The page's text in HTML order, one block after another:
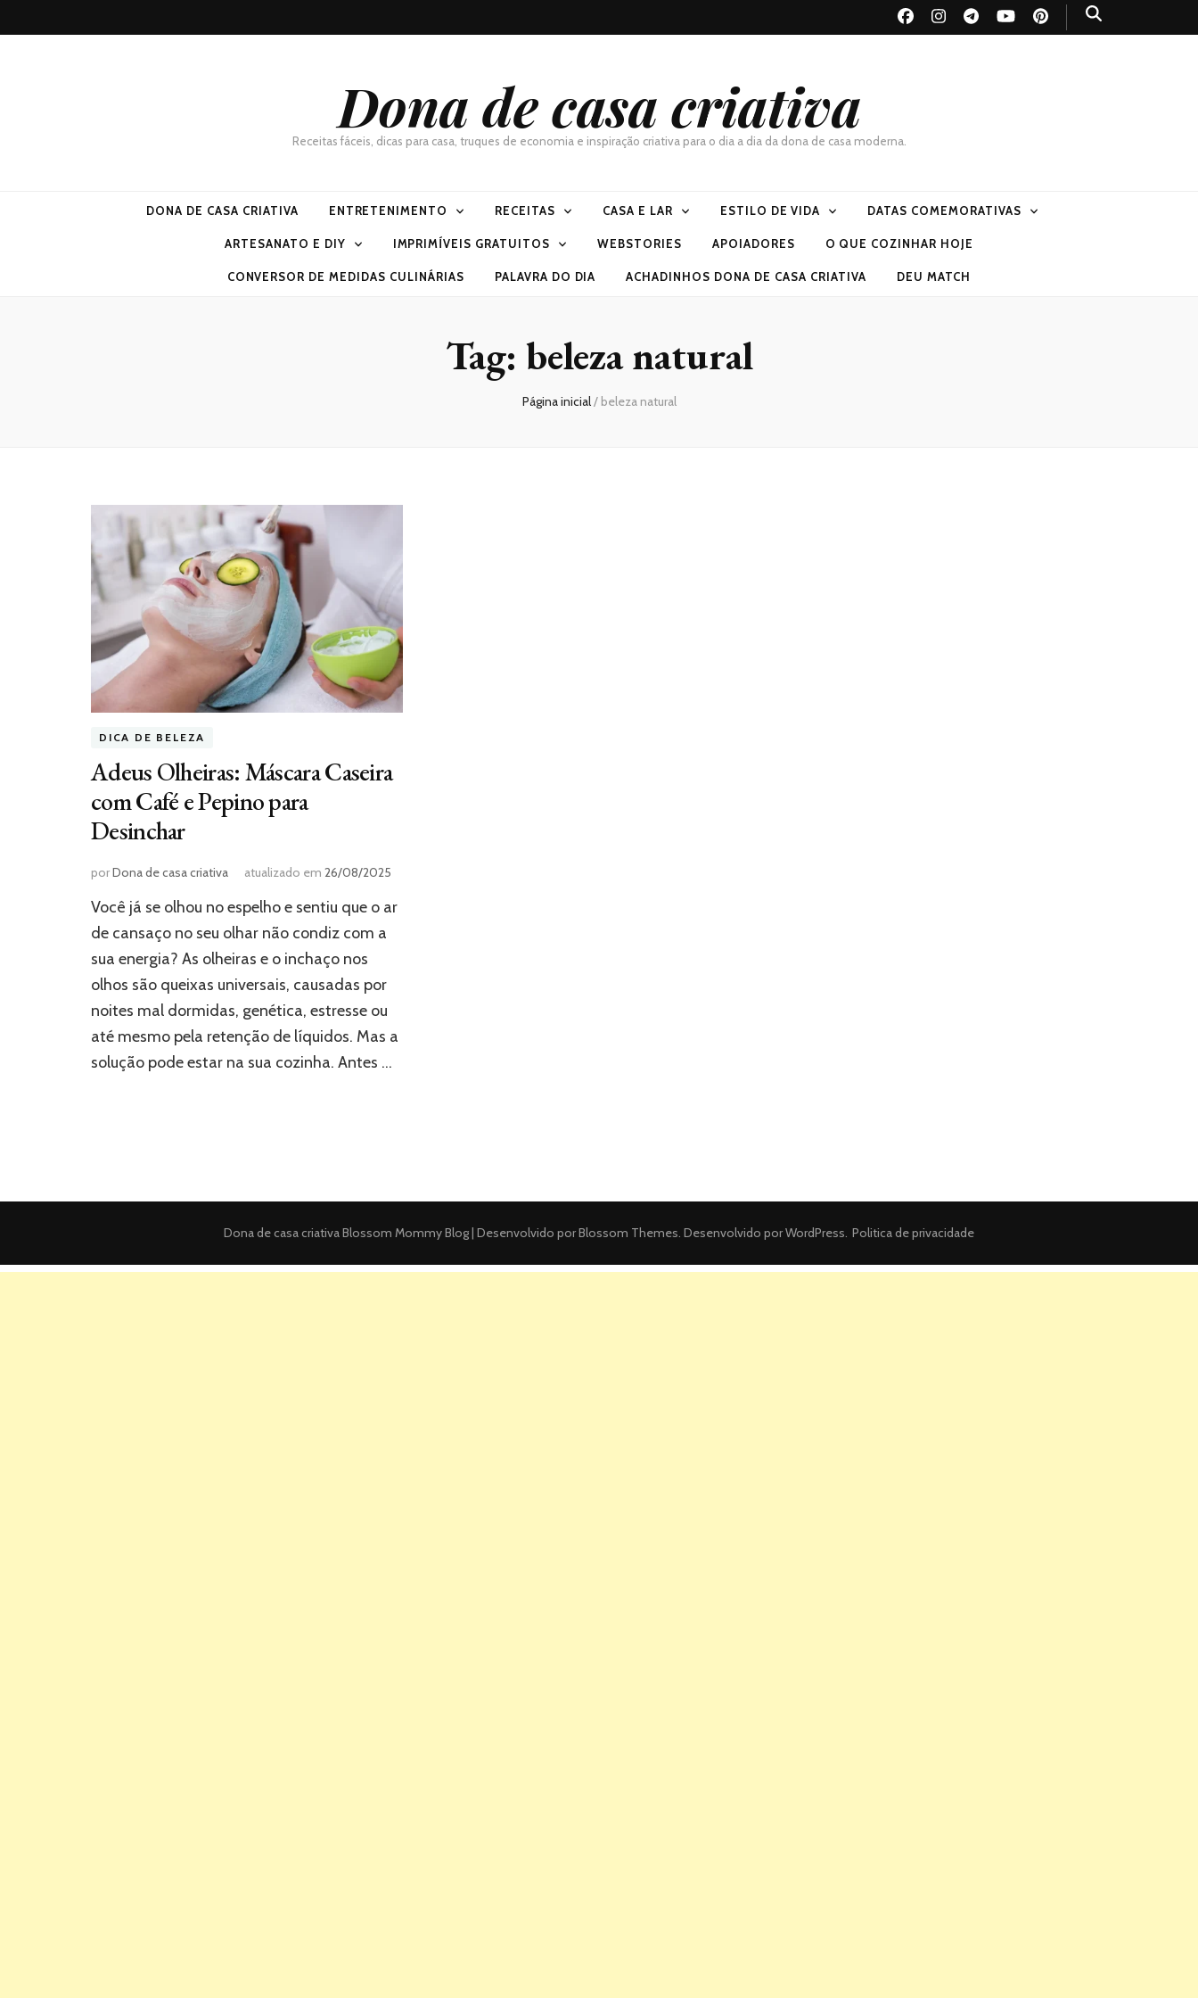
Dona de casa criativa
Receitas fáceis, dicas para casa, truques de economia e inspiração criativa para o dia a dia da dona de casa moderna.
DONA DE CASA CRIATIVA ENTRETENIMENTO RECEITAS CASA E LAR ESTILO DE VIDA DATAS COMEMORATIVAS
ARTESANATO E DIY IMPRIMÍVEIS GRATUITOS WEBSTORIES APOIADORES O QUE COZINHAR HOJE
CONVERSOR DE MEDIDAS CULINÁRIAS PALAVRA DO DIA ACHADINHOS DONA DE CASA CRIATIVA DEU MATCH
Tag: beleza natural
Página inicial/ beleza natural
DICA DE BELEZA
Adeus Olheiras: Máscara Caseira
com Café e Pepino para
Desinchar
porDona de casa criativa atualizado em 26/08/2025
Você já se olhou no espelho e sentiu que o ar
de cansaço no seu olhar não condiz com a
sua energia? As olheiras e o inchaço nos
olhos são queixas universais, causadas por
noites mal dormidas, genética, estresse ou
até mesmo pela retenção de líquidos. Mas a
solução pode estar na sua cozinha. Antes …
Dona de casa criativaBlossom Mommy Blog | Desenvolvido porBlossom Themes. Desenvolvido porWordPress. Politica de privacidade